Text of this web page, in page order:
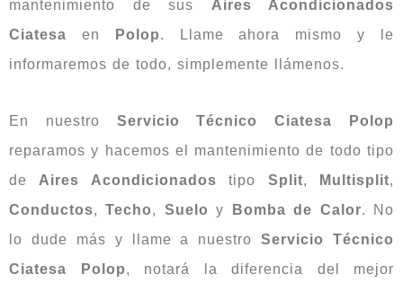
mantenimiento de sus Aires Acondicionados
Ciatesa en Polop. Llame ahora mismo y le
informaremos de todo, simplemente llámenos.
En nuestro Servicio Técnico Ciatesa Polop
reparamos y hacemos el mantenimiento de todo tipo
de Aires Acondicionados tipo Split, Multisplit,
Conductos,Techo, Suelo y Bomba de Calor. No
lo dude más y llame a nuestroServicio Técnico
Ciatesa Polop, notará la diferencia del mejor